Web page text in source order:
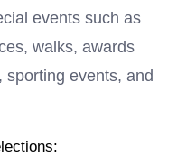
events such as
walks, awards
events, and